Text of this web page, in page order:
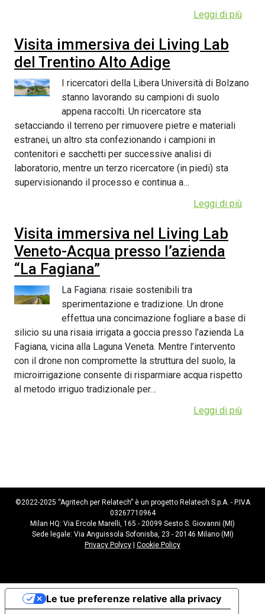
Leggi di più
Visita immersiva dei Living Lab
del Trentino Alto Adige
I ricercatori della Libera Università di Bolzano
stanno lavorando su campioni di suolo
appena raccolti. Un ricercatore sta
setacciando il terreno per rimuovere pietre e materiali
estranei, un altro sta confezionando i campioni in
contenitori e sacchetti per successive analisi di
laboratorio, mentre un terzo ricercatore (in piedi) sta
supervisionando il processo e continua a…
Leggi di più
Visita immersiva nel Living Lab
Veneto-Acqua presso l’azienda
“La Fagiana”
La Fagiana: risaie sostenibili tra
sperimentazione e tradizione. Un drone
effettua una concimazione fogliare a base di
silicio su una risaia irrigata a goccia presso l’azienda La
Fagiana, vicina alla Laguna Veneta. Mentre l’intervento
con il drone non compromette la struttura del suolo, la
microirrigazione consente di risparmiare acqua rispetto
al metodo irriguo tradizionale per…
Leggi di più
©2022-2025 “Agritech per Relatech” è un progetto Relatech S.p.A. - P.IVA
03267710964
Milan HQ: Via Ercole Marelli, 165 - 20099 Sesto S. Giovanni (MI)
Sede legale: Via Anguissola Sofonisba, 23 - 20146 Milano (MI)
Privacy Polycy
Cookie Policy
Le tue preferenze relative alla privacy